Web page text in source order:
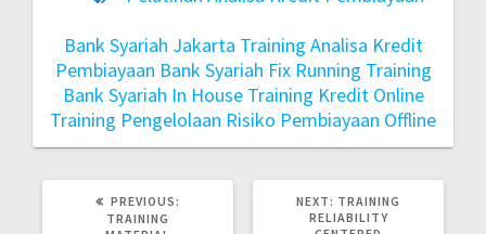
Bank Syariah Jakarta Training Analisa Kredit
Pembiayaan Bank Syariah Fix Running Training
Bank Syariah In House Training Kredit Online
Training Pengelolaan Risiko Pembiayaan Offline
PREVIOUS:
TRAINING
NEXT: TRAINING
RELIABILITY